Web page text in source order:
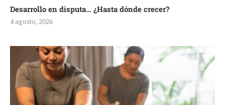
Desarrollo en disputa… ¿Hasta dónde crecer?
4 agosto, 2026